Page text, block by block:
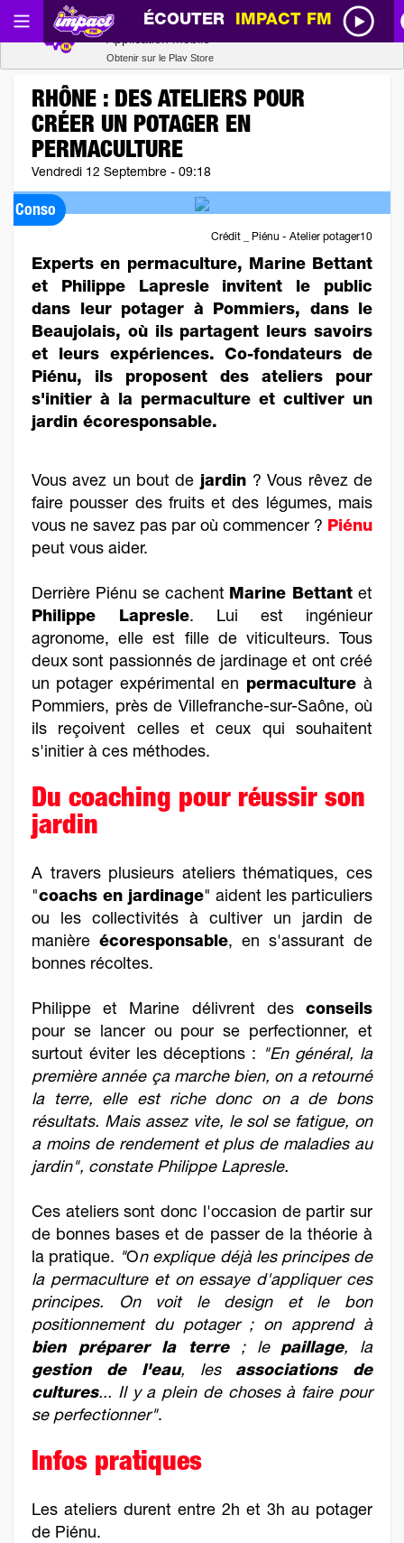
ÉCOUTER IMPACT FM
RHÔNE : DES ATELIERS POUR
CRÉER UN POTAGER EN
PERMACULTURE
Vendredi 12 Septembre - 09:18
Conso
Crédit _ Piénu - Atelier potager10
Experts en permaculture, Marine Bettant
et Philippe Lapresle invitent le public
dans leur potager à Pommiers, dans le
Beaujolais, où ils partagent leurs savoirs
et leurs expériences. Co-fondateurs de
Piénu, ils proposent des ateliers pour
s'initier à la permaculture et cultiver un
jardin écoresponsable.
Vous avez un bout de jardin ? Vous rêvez de
faire pousser des fruits et des légumes, mais
vous ne savez pas par où commencer ? Piénu
peut vous aider.
Derrière Piénu se cachent Marine Bettant et
Philippe Lapresle. Lui est ingénieur
agronome, elle est fille de viticulteurs. Tous
deux sont passionnés de jardinage et ont créé
un potager expérimental en permacultureà
Pommiers, près de Villefranche-sur-Saône, où
ils reçoivent celles et ceux qui souhaitent
s'initier à ces méthodes.
Du coaching pour réussir son
jardin
A travers plusieurs ateliers thématiques, ces
"coachs en jardinage" aident les particuliers
ou les collectivités à cultiver un jardin de
manière écoresponsable, en s'assurant de
bonnes récoltes.
Philippe et Marine délivrent des conseils
pour se lancer ou pour se perfectionner, et
surtout éviter les déceptions : "En général, la
première année ça marche bien, on a retourné
la terre, elle est riche donc on a de bons
résultats. Mais assez vite, le sol se fatigue, on
a moins de rendement et plus de maladies au
jardin", constate Philippe Lapresle.
Ces ateliers sont donc l'occasion de partir sur
de bonnes bases et de passer de la théorie à
la pratique. "On explique déjà les principes de
la permaculture et on essaye d'appliquer ces
principes. On voit le design et le bon
positionnement du potager ; on apprend à
bien préparer la terre; lepaillage, la
gestion de l'eau, les associations de
cultures... Il y a plein de choses à faire pour
se perfectionner".
Infos pratiques
Les ateliers durent entre 2h et 3h au potager
de Piénu.
Radio SCOOP
Obtenir sur le Play Store
Télécharger